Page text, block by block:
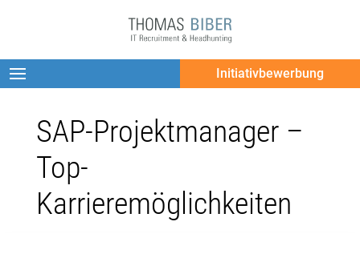
Initiativbewerbung
SAP-Projektmanager –
Top-
Karrieremöglichkeiten